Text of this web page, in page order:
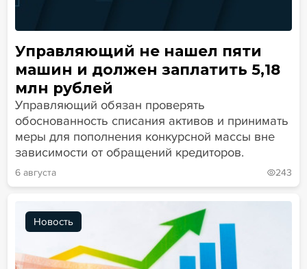
Управляющий не нашел пяти
машин и должен заплатить 5,18
млн рублей
Управляющий обязан проверять
обоснованность списания активов и принимать
меры для пополнения конкурсной массы вне
зависимости от обращений кредиторов.
6 августа 243
Новость